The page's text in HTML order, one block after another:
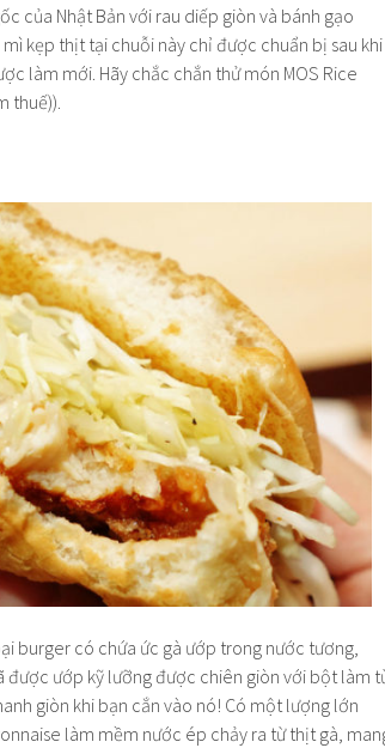
của Nhật Bản với rau diếp giòn và bánh gạo
kẹp thịt tại chuỗi này chỉ được chuẩn bị sau khi
làm mới. Hãy chắc chắn thử món MOS Rice
thuế)).
burger có chứa ức gà ướp trong nước tương,
được ướp kỹ lưỡng được chiên giòn với bột làm
giòn khi bạn cắn vào nó! Có một lượng lớn
làm mềm nước ép chảy ra từ thịt gà,